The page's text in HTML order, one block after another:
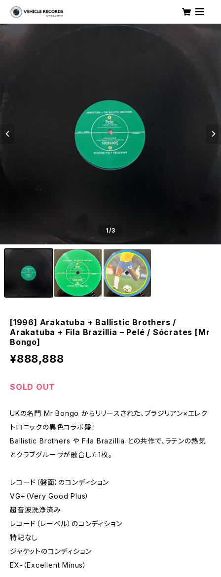
1/3
[1996] Arakatuba + Ballistic Brothers /
Arakatuba + Fila Brazillia – Pelé / Sócrates [Mr
Bongo]
¥888,888
SOLD OUT
UKの名門 Mr Bongo からリリースされた、ブラジリアン×エレク
トロニックの異色コラボ盤！
Ballistic Brothers や Fila Brazillia との共作で、ラテンの熱気
とクラブグルーヴが融合した1枚。
レコード（盤面）のコンディション
VG+（Very Good Plus）
超音波洗浄済み
レコード（レーベル）のコンディション
特記なし
ジャケットのコンディション
EX-（Excellent Minus）